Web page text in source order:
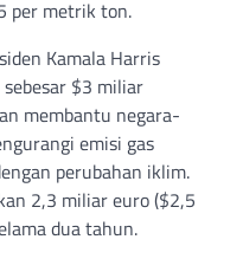
per metrik ton.
Kamala Harris
$3 miliar
membantu negara-
emisi gas
perubahan iklim.
2,3 miliar euro ($2,5
dua tahun.